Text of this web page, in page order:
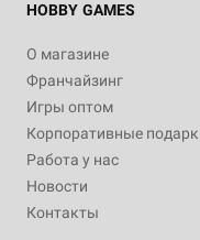
HOBBY GAMES
О магазине
Франчайзинг
Игры оптом
Корпоративные
Работа у нас
Новости
Контакты